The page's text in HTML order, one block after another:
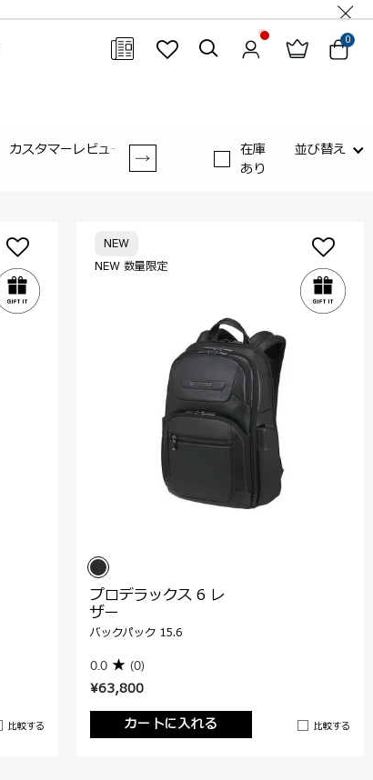
0
カスタマーレビュー
在庫
あり
並び替え
比較する
¥63,800
カートに入れる
比較する
NEW 数量限定
NEW
プロデラックス 6 レ
ザー
バックパック 15.6
0.0 (0)